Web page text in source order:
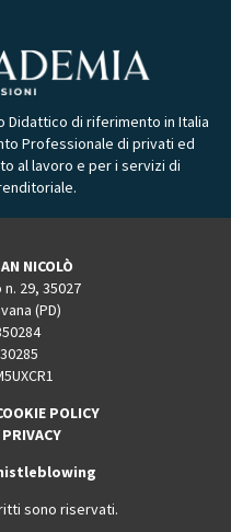
Didattico di riferimento in Italia
Professionale di privati ed
al lavoro e per i servizi di
NICOLÒ
29, 35027
(PD)
POLICY
sono riservati.